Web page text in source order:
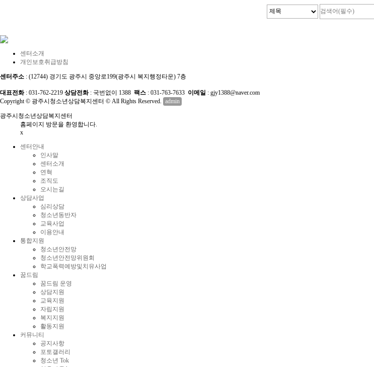
센터소개
개인보호취급방침
센터주소 : (12744) 경기도 광주시 중앙로199(광주시 복지행정타운) 7층
대표전화: 031-762-2219 상담전화: 국번없이 1388 팩스 : 031-763-7633 이메일 : gjy1388@naver.com
Copyright © 광주시청소년상담복지센터 © All Rights Reserved.
admin
광주시청소년상담복지센터
홈페이지 방문을 환영합니다.
x
센터안내
인사말
센터소개
연혁
조직도
오시는길
상담사업
심리상담
청소년동반자
교육사업
이용안내
통합지원
청소년안전망
청소년안전망위원회
학교폭력예방및치유사업
꿈드림
꿈드림 운영
상담지원
교육지원
자립지원
복지지원
활동지원
커뮤니티
공지사항
포토갤러리
청소년 Tok